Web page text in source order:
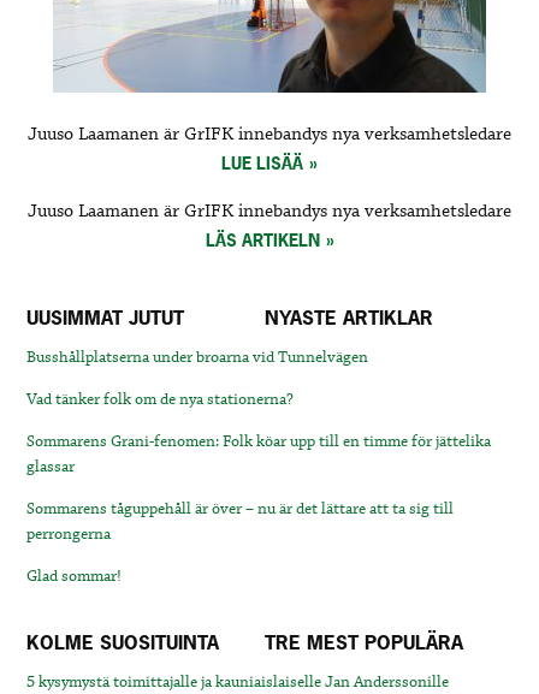
Juuso Laamanen är GrIFK innebandys nya verksamhetsledare
LUE LISÄÄ
Juuso Laamanen är GrIFK innebandys nya verksamhetsledare
LÄS ARTIKELN
UUSIMMAT JUTUT NYASTE ARTIKLAR
Busshållplatserna under broarna vid Tunnelvägen
Vad tänker folk om de nya stationerna?
Sommarens Grani-fenomen: Folk köar upp till en timme för jättelika
glassar
Sommarens tåguppehåll är över – nu är det lättare att ta sig till
perrongerna
Glad sommar!
KOLME SUOSITUINTA TRE MEST POPULÄRA
5 kysymystä toimittajalle ja kauniaislaiselle Jan Anderssonille